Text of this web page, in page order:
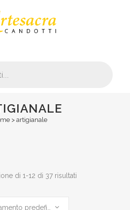
> artigianale
di 1-12 di 37 risultati